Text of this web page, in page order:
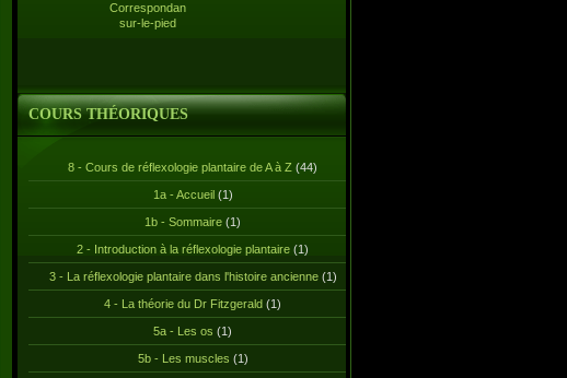
Correspondance-
sur-le-pied
COURS THÉORIQUES
8 - Cours de réflexologie plantaire de A à Z (44)
1a - Accueil(1)
1b - Sommaire (1)
2 - Introduction à la réflexologie plantaire (1)
3 - La réflexologie plantaire dans l'histoire ancienne(1)
4 - La théorie du Dr Fitzgerald (1)
5a - Les os (1)
5b - Les muscles (1)